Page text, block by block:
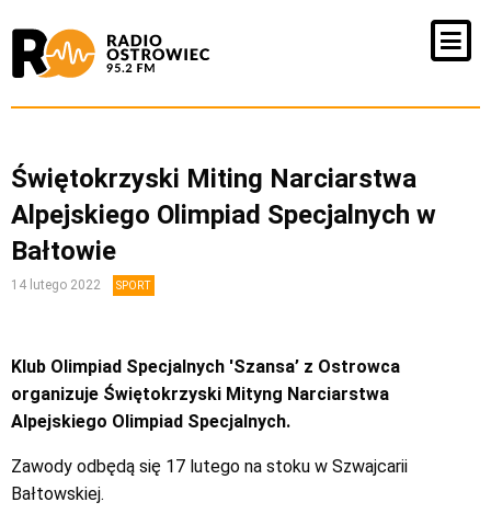
Świętokrzyski Miting Narciarstwa
Alpejskiego Olimpiad Specjalnych w
Bałtowie
14 lutego 2022 SPORT
Klub Olimpiad Specjalnych 'Szansa’ z Ostrowca
organizuje Świętokrzyski Mityng Narciarstwa
Alpejskiego Olimpiad Specjalnych.
Zawody odbędą się 17 lutego na stoku w Szwajcarii
Bałtowskiej.